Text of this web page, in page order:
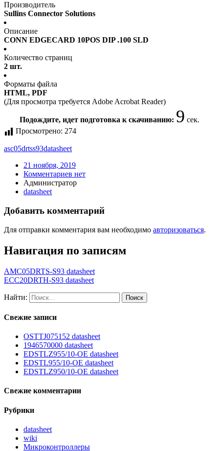
Производитель
Sullins Connector Solutions
Описание
CONN EDGECARD 10POS DIP .100 SLD
Количество страниц
2 шт.
Форматы файла
HTML, PDF
(Для просмотра требуется Adobe Acrobat Reader)
Подождите, идет подготовка к скачиванию: 9 сек.
Просмотрено: 274
asc05drtss93datasheet
21 ноября, 2019
Комментариев нет
Администратор
datasheet
Добавить комментарий
Для отправки комментария вам необходимо авторизоваться.
Навигация по записям
AMC05DRTS-S93 datasheet
ECC20DRTH-S93 datasheet
Найти:
Свежие записи
OSTTJ075152 datasheet
1946570000 datasheet
EDSTLZ955/10-OE datasheet
EDSTL955/10-OE datasheet
EDSTLZ950/10-OE datasheet
Свежие комментарии
Рубрики
datasheet
wiki
Микроконтроллеры